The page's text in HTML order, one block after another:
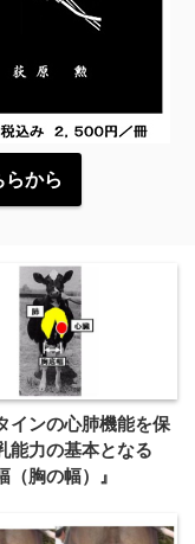
から
インの心肺機能を保
能力の基本となる
（胸の幅）』